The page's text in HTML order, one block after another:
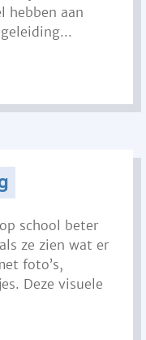
hebben aan
school beter
ze zien wat er
foto’s,
Deze visuele